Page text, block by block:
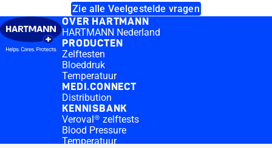
Zie alle Veelgestelde vragen
OVER HARTMANN
HARTMANN Nederland
PRODUCTEN
Zelftesten
Bloeddruk
Temperatuur
MEDI.CONNECT
Distribution
KENNISBANK
Veroval® zelftests
Blood Pressure
Temperatuur